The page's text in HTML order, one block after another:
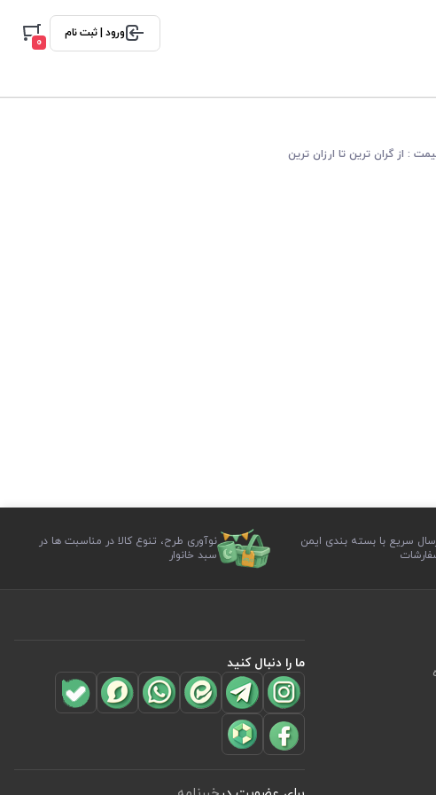
ورود | ثبت نام
0
: از گران ترین تا ارزان ترین
سریع با بسته بندی ایمن
نوآوری طرح، تنوع کالا در مناسبت ها در
سبد خانوار
ما را دنبال کنید